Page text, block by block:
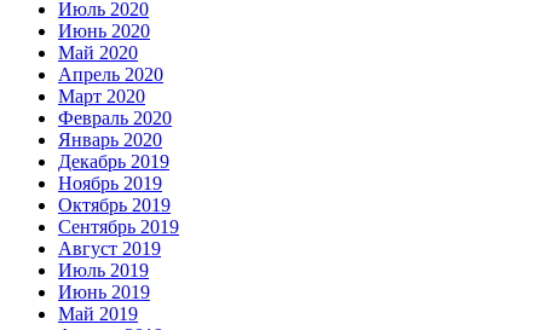
Июль 2020
Июнь 2020
Май 2020
Апрель 2020
Март 2020
Февраль 2020
Январь 2020
Декабрь 2019
Ноябрь 2019
Октябрь 2019
Сентябрь 2019
Август 2019
Июль 2019
Июнь 2019
Май 2019